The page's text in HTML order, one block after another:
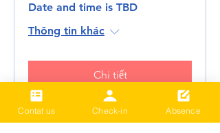
Date and time is TBD
Thông tin khác
Chi tiết
Contat us Check-in Absence